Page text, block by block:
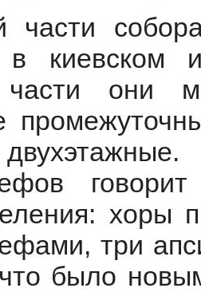
части
в киевском
части они
хоры
три
было